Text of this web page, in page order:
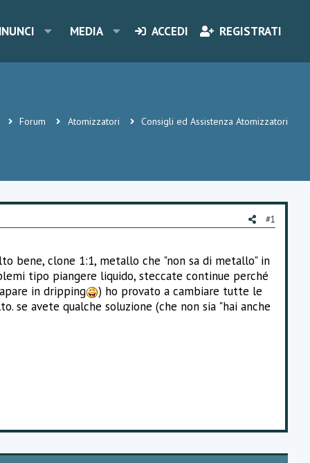
MEDIA ACCEDI REGISTRATI
Forum Atomizzatori Consigli ed Assistenza Atomizzatori
#1
bene, clone 1:1, metallo che "non sa di metallo" in
tipo piangere liquido, steccate continue perché
in dripping
) ho provato a cambiare tutte le
se avete qualche soluzione (che non sia "hai anche